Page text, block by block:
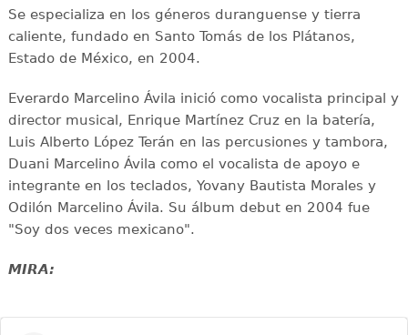
Se especializa en los géneros duranguense y tierra
caliente, fundado en Santo Tomás de los Plátanos,
Estado de México, en 2004.
Everardo Marcelino Ávila inició como vocalista principal y
director musical, Enrique Martínez Cruz en la batería,
Luis Alberto López Terán en las percusiones y tambora,
Duani Marcelino Ávila como el vocalista de apoyo e
integrante en los teclados, Yovany Bautista Morales y
Odilón Marcelino Ávila. Su álbum debut en 2004 fue
"Soy dos veces mexicano".
MIRA: